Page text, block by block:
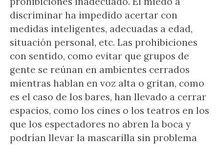
discriminar ha impedido acertar con
medidas inteligentes, adecuadas a edad,
situación personal, etc. Las prohibiciones
con sentido, como evitar que grupos de
gente se reúnan en ambientes cerrados
mientras hablan en voz alta o gritan, como
es el caso de los bares, han llevado a cerrar
espacios, como los cines o los teatros en los
que los espectadores no abren la boca y
podrían llevar la mascarilla sin problema